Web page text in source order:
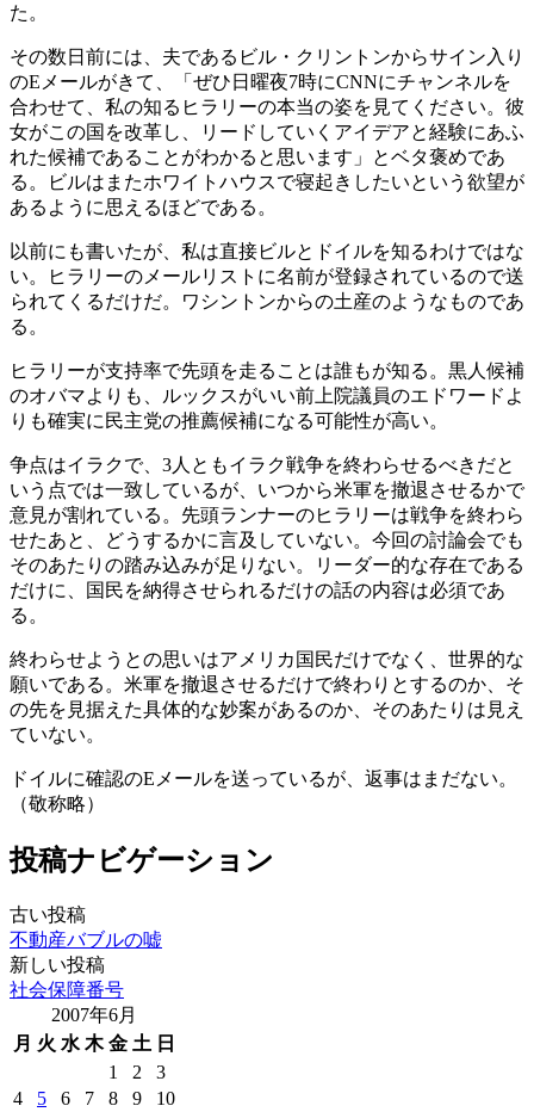
た。
その数日前には、夫であるビル・クリントンからサイン入り
のEメールがきて、「ぜひ日曜夜7時にCNNにチャンネルを
合わせて、私の知るヒラリーの本当の姿を見てください。彼
女がこの国を改革し、リードしていくアイデアと経験にあふ
れた候補であることがわかると思います」とベタ褒めであ
る。ビルはまたホワイトハウスで寝起きしたいという欲望が
あるように思えるほどである。
以前にも書いたが、私は直接ビルとドイルを知るわけではな
い。ヒラリーのメールリストに名前が登録されているので送
られてくるだけだ。ワシントンからの土産のようなものであ
る。
ヒラリーが支持率で先頭を走ることは誰もが知る。黒人候補
のオバマよりも、ルックスがいい前上院議員のエドワードよ
りも確実に民主党の推薦候補になる可能性が高い。
争点はイラクで、3人ともイラク戦争を終わらせるべきだと
いう点では一致しているが、いつから米軍を撤退させるかで
意見が割れている。先頭ランナーのヒラリーは戦争を終わら
せたあと、どうするかに言及していない。今回の討論会でも
そのあたりの踏み込みが足りない。リーダー的な存在である
だけに、国民を納得させられるだけの話の内容は必須であ
る。
終わらせようとの思いはアメリカ国民だけでなく、世界的な
願いである。米軍を撤退させるだけで終わりとするのか、そ
の先を見据えた具体的な妙案があるのか、そのあたりは見え
ていない。
ドイルに確認のEメールを送っているが、返事はまだない。
（敬称略）
投稿ナビゲーション
古い投稿
不動産バブルの嘘
新しい投稿
社会保障番号
2007年6月
月 火 水 木 金 土 日
1 2
3
4
5 6 7 8 9
10